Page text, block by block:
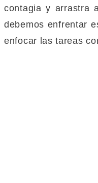
contagia y arrastra
debemos enfrentar
enfocar las tareas